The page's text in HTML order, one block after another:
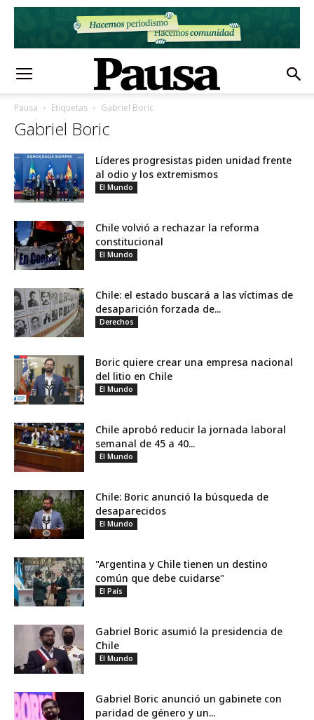
Pausa Etiquetas Gabriel Boric
Gabriel Boric
Líderes progresistas piden unidad frente
al odio y los extremismos
El Mundo
Chile volvió a rechazar la reforma
constitucional
El Mundo
Chile: el estado buscará a las víctimas de
desaparición forzada de...
Derechos
Boric quiere crear una empresa nacional
del litio en Chile
El Mundo
Chile aprobó reducir la jornada laboral
semanal de 45 a 40...
El Mundo
Chile: Boric anunció la búsqueda de
desaparecidos
El Mundo
"Argentina y Chile tienen un destino
común que debe cuidarse"
El País
Gabriel Boric asumió la presidencia de
Chile
El Mundo
Gabriel Boric anunció un gabinete con
paridad de género y un...